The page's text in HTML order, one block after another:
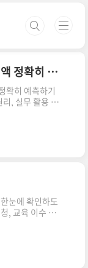
2025 실업급여 계산기 활용 방법 수령액 정확히 예측하기
확히 예측하기
, 실무 활용 팁,
용할 수 있도록
주의점을 쉽게
용 시작2025
닙니다. 실제로
의 중요성을
실업급여
눈에 확인하도
, 교육 이수 여
께 설명합니
다. 또한 실전
용해 보세요.실
절차를 하나